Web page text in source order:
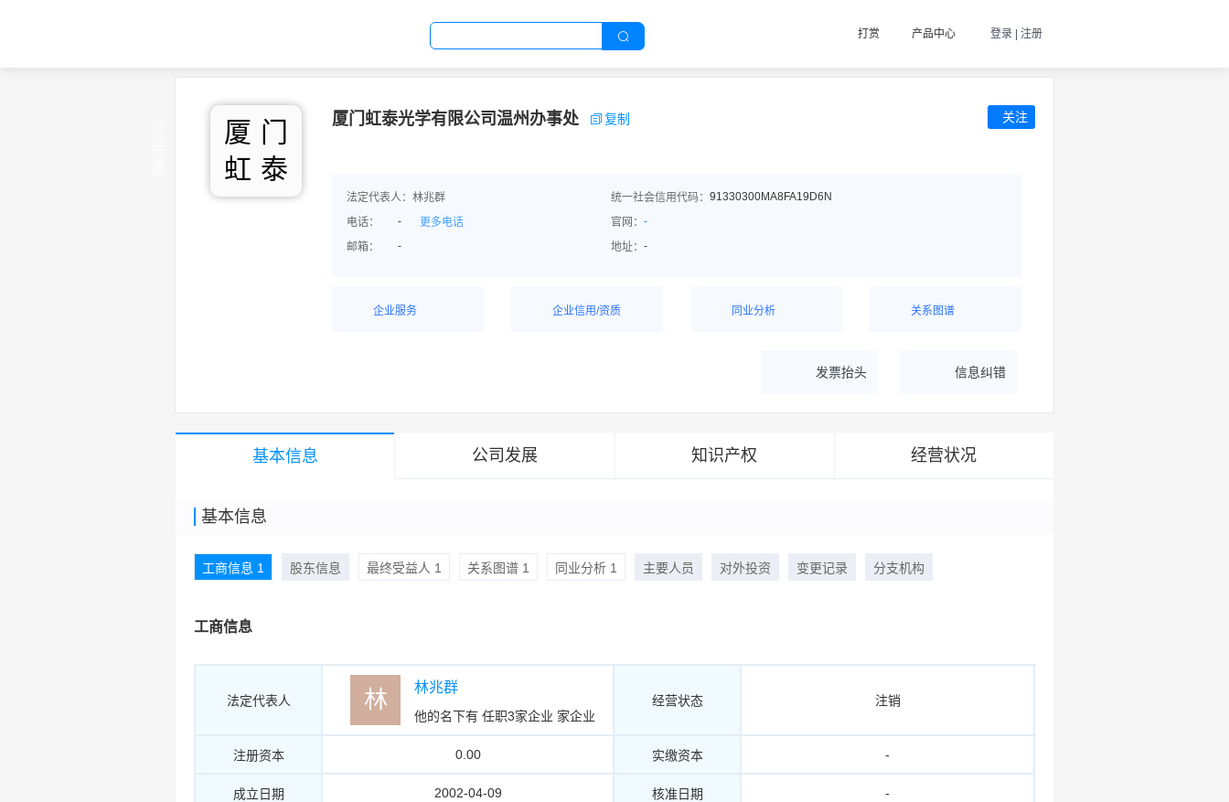
打赏 产品中心 登录 | 注册
厦 门
虹 泰
厦门虹泰光学有限公司温州办事处 复制 关注
法定代表人：林兆群 统一社会信用代码： 91330300MA8FA19D6N
电话： - 更多电话 官网： -
邮箱： - 地址： -
企业服务
企业信用/资质
同业分析
关系图谱
发票抬头 信息纠错
基本信息 公司发展 知识产权 经营状况
基本信息
工商信息 1 股东信息 最终受益人 1 关系图谱 1 同业分析 1 主要人员 对外投资 变更记录 分支机构
工商信息
法定代表人 林 林兆群
他的名下有 任职3家企业 家企业
经营状态 注销
注册资本 0.00 实缴资本 -
成立日期 2002-04-09 核准日期 -